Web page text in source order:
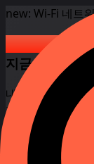
new: Wi-Fi 네트
Android 휴대
Android 휴대
지금 모든 디바
내 디바이스
한 Android 휴대
에서 실시간
United